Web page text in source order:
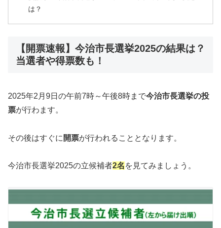
は？
【開票速報】今治市長選挙2025の結果は？
当選者や得票数も！
2025年2月9日の午前7時～午後8時まで今治市長選挙の投
票が行わます。
その後はすぐに 開票が行われることとなります。
今治市長選挙2025の立候補者2名 を見てみましょう。